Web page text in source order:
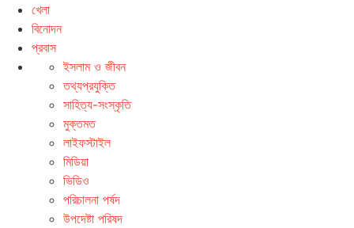
খেলা
বিনোদন
প্রবাস
ইসলাম ও জীবন
তথ্যপ্রযুক্তি
সাহিত্য-সংস্কৃতি
মুক্তমত
লাইফস্টাইল
মিডিয়া
ভিডিও
পরিচালনা পর্ষদ
উপদেষ্টা পরিষদ